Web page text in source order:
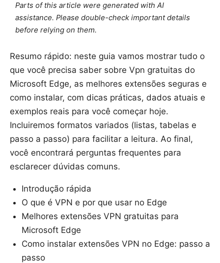
Parts of this article were generated with AI
assistance. Please double-check important details
before relying on them.
Resumo rápido: neste guia vamos mostrar tudo o
que você precisa saber sobre Vpn gratuitas do
Microsoft Edge, as melhores extensões seguras e
como instalar, com dicas práticas, dados atuais e
exemplos reais para você começar hoje.
Incluiremos formatos variados (listas, tabelas e
passo a passo) para facilitar a leitura. Ao final,
você encontrará perguntas frequentes para
esclarecer dúvidas comuns.
Introdução rápida
O que é VPN e por que usar no Edge
Melhores extensões VPN gratuitas para
Microsoft Edge
Como instalar extensões VPN no Edge: passo a
passo